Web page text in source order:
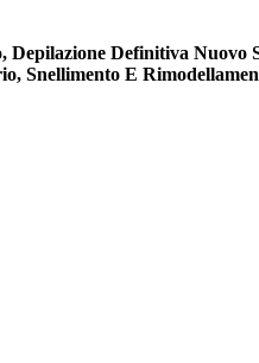
Definitiva
Snellimento E